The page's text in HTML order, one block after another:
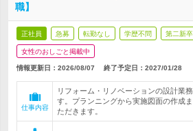
職】
正社員 急募 転勤なし 学歴不問 第二新
女性のおしごと掲載中
情報更新日：2026/08/07 終了予定日： 2027/01/28
仕事内容
リフォーム・リノベーションの設計業
す。プランニングから実施図面の作成
ただきます。